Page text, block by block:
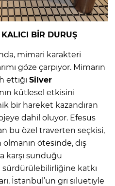
BİR DURUŞ
mimari karakteri
göze çarpıyor. Mimarın
ettiği Silver
kütlesel etkisini
bir hareket kazandıran
dahil oluyor. Efesus
bu özel traverten seçkisi,
ötesinde, dış
karşı sunduğu
sürdürülebilirliğine katkı
İstanbul’un gri siluetiyle